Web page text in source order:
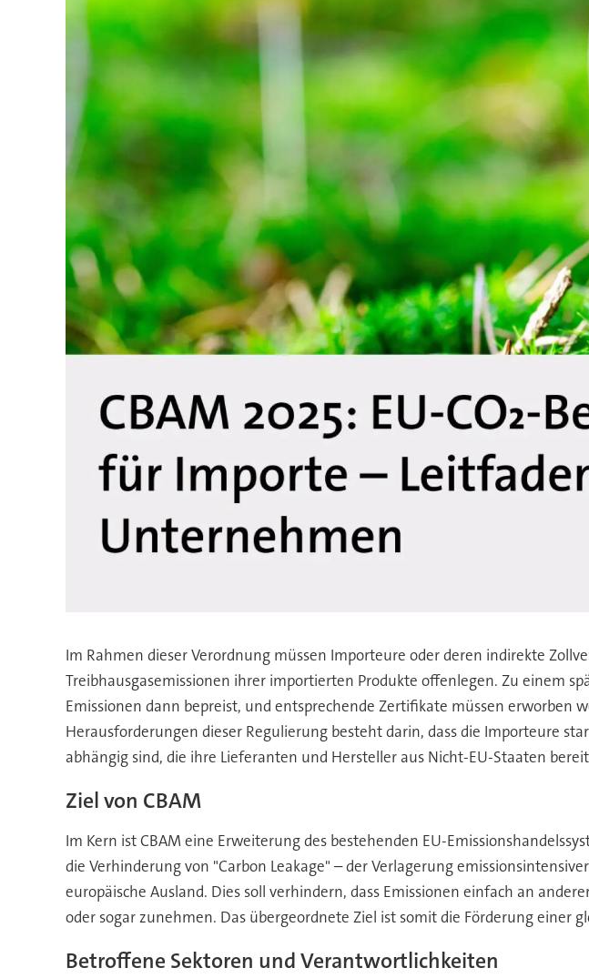
Im Rahmen dieser Verordnung müssen Importeure oder deren indirekte
Treibhausgasemissionen ihrer importierten Produkte offenlegen. Zu einem
Emissionen dann bepreist, und entsprechende Zertifikate müssen erworben
Herausforderungen dieser Regulierung besteht darin, dass die Importeure
abhängig sind, die ihre Lieferanten und Hersteller aus Nicht-EU-Staaten
Ziel von CBAM
Im Kern ist CBAM eine Erweiterung des bestehenden EU-
die Verhinderung von "Carbon Leakage" – der Verlagerung
europäische Ausland. Dies soll verhindern, dass Emissionen einfach an
oder sogar zunehmen. Das übergeordnete Ziel ist somit die Förderung einer
Betroffene Sektoren und Verantwortlichkeiten